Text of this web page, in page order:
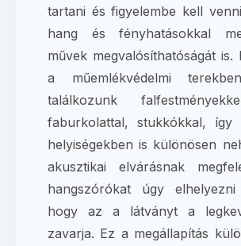
tartani és figyelembe kell
hang és fényhatásokkal
művek megvalósíthatóságát is.
a műemlékvédelmi
találkozunk
faburkolattal, stukkókkal,
helyiségekben is különösen
akusztikai elvárásnak
hangszórókat úgy
hogy az a látványt a
zavarja. Ez a megállapítás